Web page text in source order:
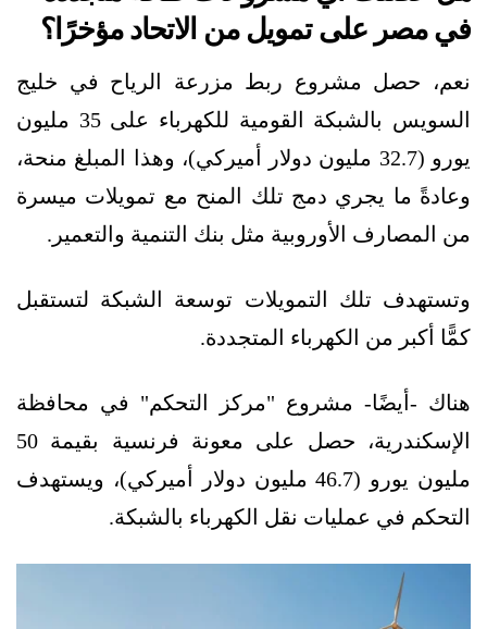
في مصر على تمويل من الاتحاد مؤخرًا؟
نعم، حصل مشروع ربط مزرعة الرياح في خليج
السويس بالشبكة القومية للكهرباء على 35 مليون
يورو (32.7 مليون دولار أميركي)، وهذا المبلغ منحة،
وعادةً ما يجري دمج تلك المنح مع تمويلات ميسرة
من المصارف الأوروبية مثل بنك التنمية والتعمير.
وتستهدف تلك التمويلات توسعة الشبكة لتستقبل
كمًّا أكبر من الكهرباء المتجددة.
هناك -أيضًا- مشروع "مركز التحكم" في محافظة
الإسكندرية، حصل على معونة فرنسية بقيمة 50
مليون يورو (46.7 مليون دولار أميركي)، ويستهدف
التحكم في عمليات نقل الكهرباء بالشبكة.